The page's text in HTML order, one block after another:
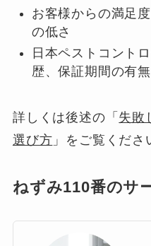
お客様からの満足
の低さ
日本ペストコント
歴、保証期間の有
詳しくは後述の「 失敗
選び方 」をご覧くださ
ねずみ110番のサ